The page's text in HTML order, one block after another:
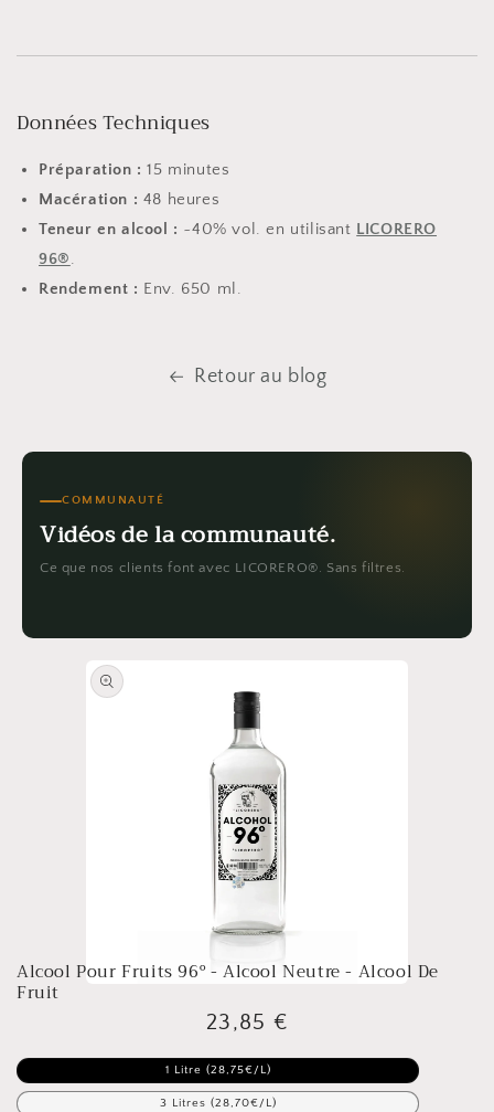
Données Techniques
Préparation : 15 minutes
Macération : 48 heures
Teneur en alcool : ~40% vol. en utilisant LICORERO
96®.
Rendement : Env. 650 ml.
Retour au blog
COMMUNAUTÉ
Vidéos de la communauté.
Ce que nos clients font avec LICORERO®. Sans filtres.
Passer aux
informations
dans
fenêtre
Alcool Pour Fruits 96º - Alcool Neutre - Alcool De
Fruit
Prix
23,85 €
1 Litre (28,75€/L)
3 Litres (28,70€/L)